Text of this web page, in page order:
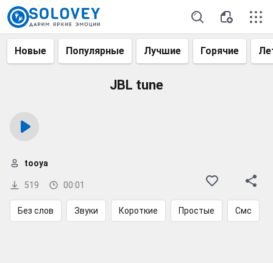
Новые Популярные Лучшие Горячие
JBL tune
519 00:01
tooya
Без слов Звуки Короткие Простые Смс